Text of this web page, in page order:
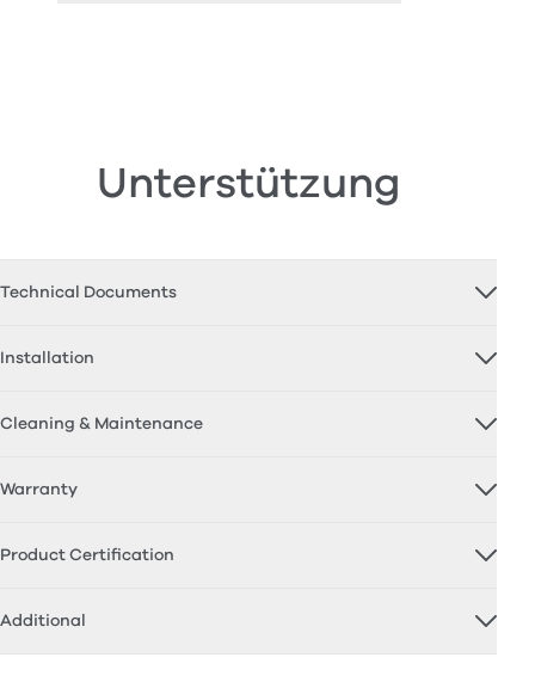
Unterstützung
Technical Documents
Installation
Cleaning & Maintenance
Warranty
Product Certification
Additional